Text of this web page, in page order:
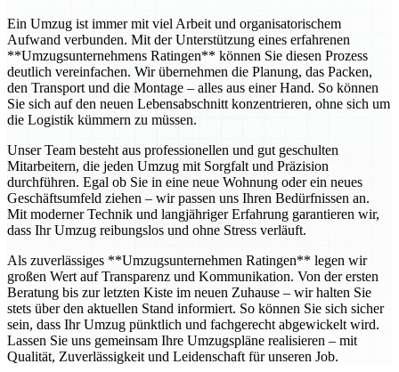
Ein Umzug ist immer mit viel Arbeit und organisatorischem
Aufwand verbunden. Mit der Unterstützung eines erfahrenen
**Umzugsunternehmens Ratingen** können Sie diesen Prozess
deutlich vereinfachen. Wir übernehmen die Planung, das Packen,
den Transport und die Montage – alles aus einer Hand. So können
Sie sich auf den neuen Lebensabschnitt konzentrieren, ohne sich um
die Logistik kümmern zu müssen.
Unser Team besteht aus professionellen und gut geschulten
Mitarbeitern, die jeden Umzug mit Sorgfalt und Präzision
durchführen. Egal ob Sie in eine neue Wohnung oder ein neues
Geschäftsumfeld ziehen – wir passen uns Ihren Bedürfnissen an.
Mit moderner Technik und langjähriger Erfahrung garantieren wir,
dass Ihr Umzug reibungslos und ohne Stress verläuft.
Als zuverlässiges **Umzugsunternehmen Ratingen** legen wir
großen Wert auf Transparenz und Kommunikation. Von der ersten
Beratung bis zur letzten Kiste im neuen Zuhause – wir halten Sie
stets über den aktuellen Stand informiert. So können Sie sich sicher
sein, dass Ihr Umzug pünktlich und fachgerecht abgewickelt wird.
Lassen Sie uns gemeinsam Ihre Umzugspläne realisieren – mit
Qualität, Zuverlässigkeit und Leidenschaft für unseren Job.